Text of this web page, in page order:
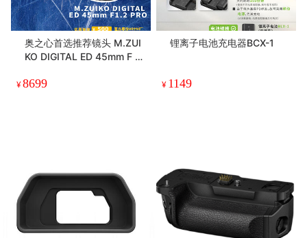
奥之心首选推荐镜头 M.ZUI
KO DIGITAL ED 45mm F 1.
¥8699
锂离子电池充电器BCX-1
¥ 1149